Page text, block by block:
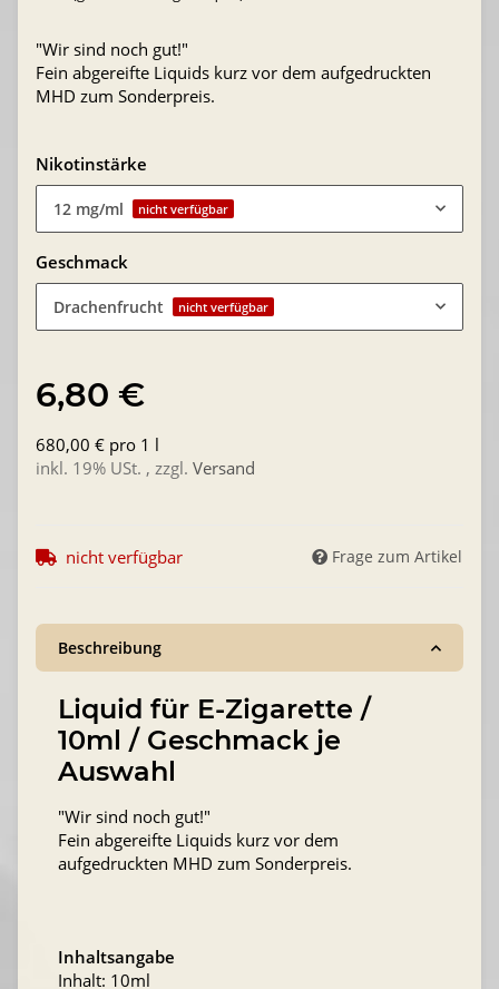
"Wir sind noch gut!"
Fein abgereifte Liquids kurz vor dem aufgedruckten
MHD zum Sonderpreis.
Nikotinstärke
12 mg/ml nicht verfügbar
Geschmack
Drachenfrucht nicht verfügbar
6,80 €
680,00 € pro 1 l
inkl. 19% USt. , zzgl. Versand
nicht verfügbar Frage zum Artikel
Beschreibung
Liquid für E-Zigarette /
10ml / Geschmack je
Auswahl
"Wir sind noch gut!"
Fein abgereifte Liquids kurz vor dem
aufgedruckten MHD zum Sonderpreis.
Inhaltsangabe
Inhalt: 10ml